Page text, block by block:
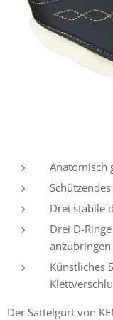
Anatomisch
Drei stabile
Drei D-
anzubringen
Künstliches
Der Sattelgurt von